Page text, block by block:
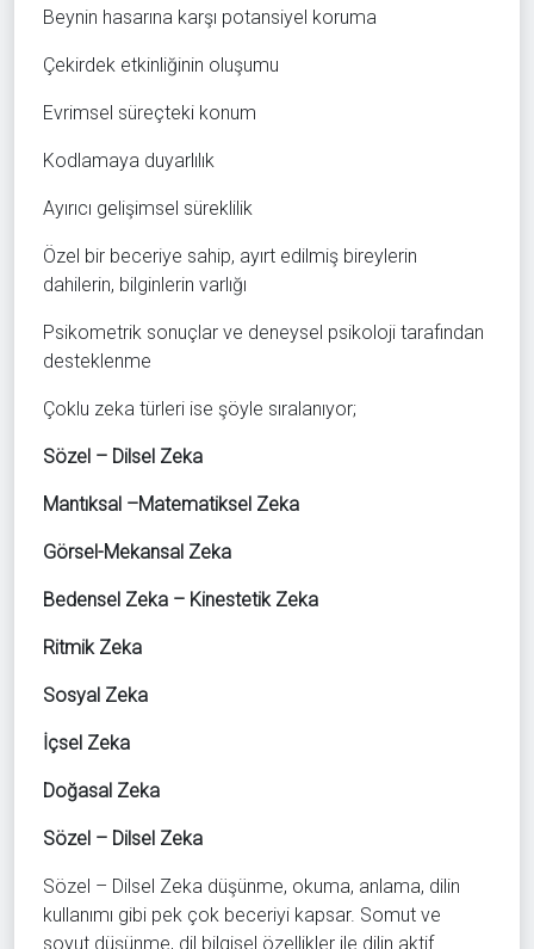
Beynin hasarına karşı potansiyel koruma
Çekirdek etkinliğinin oluşumu
Evrimsel süreçteki konum
Kodlamaya duyarlılık
Ayırıcı gelişimsel süreklilik
Özel bir beceriye sahip, ayırt edilmiş bireylerin
dahilerin, bilginlerin varlığı
Psikometrik sonuçlar ve deneysel psikoloji tarafından
desteklenme
Çoklu zeka türleri ise şöyle sıralanıyor;
Sözel – Dilsel Zeka
Mantıksal –Matematiksel Zeka
Görsel-Mekansal Zeka
Bedensel Zeka – Kinestetik Zeka
Ritmik Zeka
Sosyal Zeka
İçsel Zeka
Doğasal Zeka
Sözel – Dilsel Zeka
Sözel – Dilsel Zeka düşünme, okuma, anlama, dilin
kullanımı gibi pek çok beceriyi kapsar. Somut ve
soyut düşünme, dil bilgisel özellikler ile dilin aktif